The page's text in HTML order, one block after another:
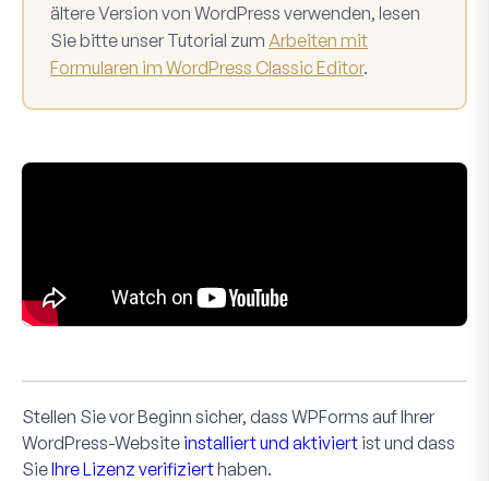
ältere Version von WordPress verwenden, lesen
Sie bitte unser Tutorial zum Arbeiten mit
Formularen im WordPress Classic Editor.
Stellen Sie vor Beginn sicher, dass WPForms auf Ihrer
WordPress-Website installiert und aktiviert ist und dass
SieIhre Lizenz verifizierthaben.